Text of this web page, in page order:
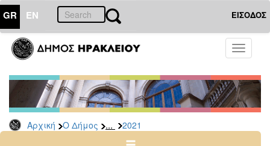
GR EN ΕΙΣΟΔΟΣ
Toggle
Αρχική Ο Δήμος ... 2021
ΔΗΜΟΣ
Δελτία
Τύπου
Αρχείο
2026